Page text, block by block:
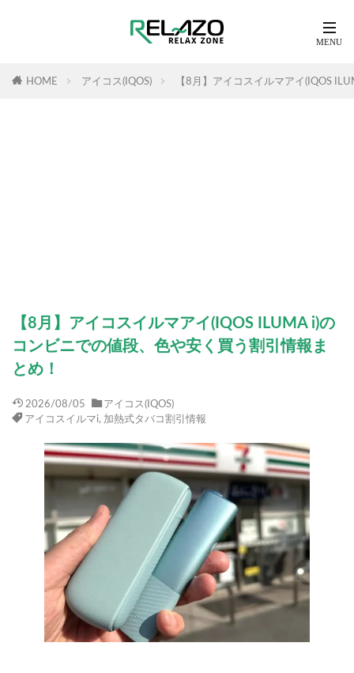
HOME アイコス(IQOS) 【8月】アイコスイルマアイ(IQOS
【8月】アイコスイルマアイ(IQOS ILUMA i)の
コンビニでの値段、色や安く買う割引情報ま
とめ！
2026/08/05
アイコス(IQOS)
アイコスイルマi, 加熱式タバコ割引情報